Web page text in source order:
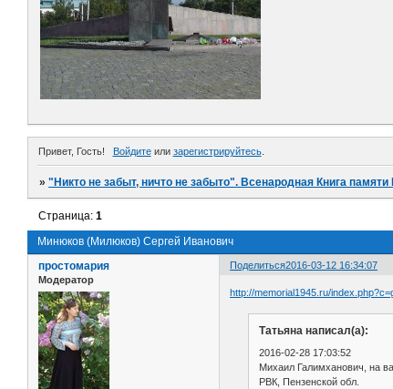
Привет, Гость! Войдитеили зарегистрируйтесь.
»"Никто не забыт, ничто не забыто". Всенародная Книга памяти
Минюков (Милюков) Сергей Иванович
Страница:1
Поделиться2016-03-12 16:34:07
простомария
Модератор
http://memorial1945.ru/
Татьяна написал(а):
2016-02-28 17:03:52
Михаил Галимханович, на
РВК, Пензенской обл.